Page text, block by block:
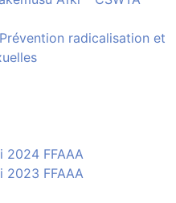
radicalisation et
2024 FFAAA
2023 FFAAA